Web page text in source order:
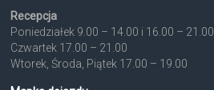
Recepcja
Poniedziałek 9.00 – 14.00 i 16.00 – 21.00
Czwartek 17.00 – 21.00
Wtorek, Środa, Piątek 17.00 – 19.00